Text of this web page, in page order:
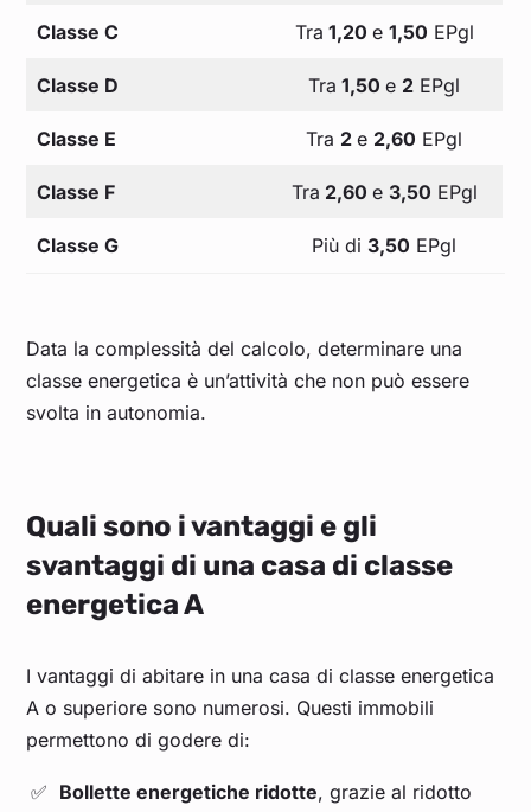
Classe C Tra 1,20 e 1,50 EPgl
Classe D Tra 1,50e 2 EPgl
Classe E Tra 2e 2,60 EPgl
Classe F Tra 2,60 e 3,50 EPgl
Classe G Più di 3,50 EPgl
Data la complessità del calcolo, determinare una
classe energetica è un’attività che non può essere
svolta in autonomia.
Quali sono i vantaggi e gli
svantaggi di una casa di classe
energetica A
I vantaggi di abitare in una casa di classe energetica
A o superiore sono numerosi. Questi immobili
permettono di godere di:
Bollette energetiche ridotte, grazie al ridotto